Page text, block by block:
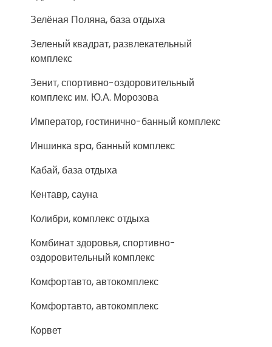
Зелёная Поляна, база отдыха
Зеленый квадрат, развлекательный
комплекс
Зенит, спортивно-оздоровительный
комплекс им. Ю.А. Морозова
Император, гостинично-банный комплекс
Иншинка spa, банный комплекс
Кабай, база отдыха
Кентавр, сауна
Колибри, комплекс отдыха
Комбинат здоровья, спортивно-
оздоровительный комплекс
Комфортавто, автокомплекс
Комфортавто, автокомплекс
Корвет